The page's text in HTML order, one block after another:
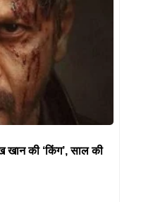
की ‘किंग’, साल की